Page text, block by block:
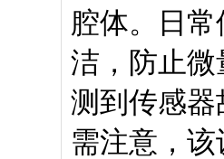
腔体。日
洁，防止
测到传感
需注意，